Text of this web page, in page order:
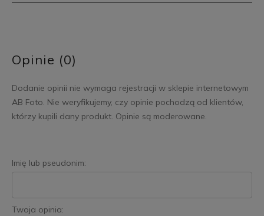
Opinie (0)
Dodanie opinii nie wymaga rejestracji w sklepie internetowym
AB Foto. Nie weryfikujemy, czy opinie pochodzą od klientów,
którzy kupili dany produkt. Opinie są moderowane.
Imię lub pseudonim:
Twoja opinia: